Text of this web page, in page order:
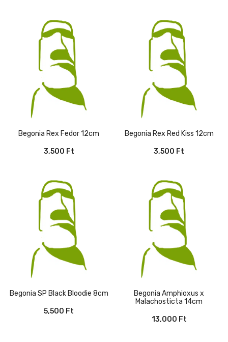
Begonia Rex Fedor 12cm
3,500 Ft
Begonia Rex Red Kiss 12cm
3,500 Ft
Begonia SP Black Bloodie 8cm
5,500 Ft
Begonia Amphioxus x
Malachosticta 14cm
13,000 Ft